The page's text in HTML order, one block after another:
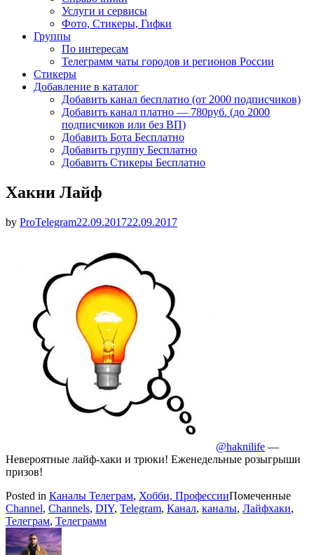
Услуги и сервисы
Фото, Стикеры, Гифки
Группы
По интересам
Телеграмм чаты городов и регионов России
Стикеры
Добавление в каталог
Добавить канал бесплатно (от 2000 подписчиков)
Добавить канал платно — 780руб. (до 2000
подписчиков или без ВП)
Добавить Бота Бесплатно
Добавить группу Бесплатно
Добавить Стикеры Бесплатно
Хакни Лайф
by ProTelegramОпубликовано
22.09.201722.09.2017
@haknilife —
Невероятные лайф-хаки и трюки! Еженедельные розыгрыши
призов!
Posted in Каналы Телеграм, Хобби, ПрофессииПомеченные
Channel, Channels, DIY, Telegram, Канал, каналы, Лайфхаки,
Телеграм, Телеграмм